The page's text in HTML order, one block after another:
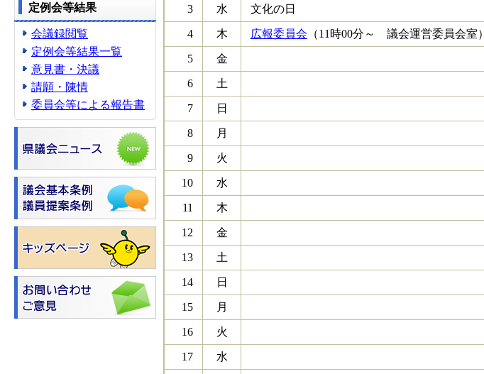
定例会等結果
会議録閲覧
定例会等結果一覧
意見書・決議
請願・陳情
委員会等による報告書
3 水 文化の日
4 木 広報委員会 （11時00分～ 議会運営委員会室）
5 金
6 土
7 日
8 月
9 火
10 水
11 木
12 金
13 土
14 日
15 月
16 火
17 水